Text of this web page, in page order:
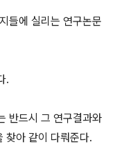
들에 실리는 연구논문
.
반드시 그 연구결과와
찾아 같이 다뤄준다.